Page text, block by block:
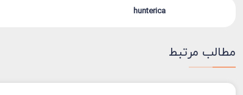
hunterica
مطالب مرتبط